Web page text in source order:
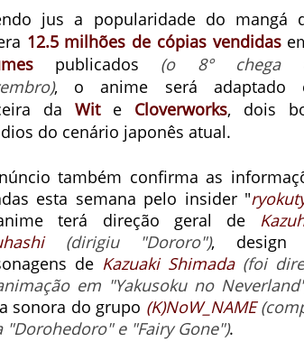
jus a popularidade do mangá
12.5 milhões de cópias vendidas
publicados (o 8° chega
, o anime será adaptado
da Wite Cloverworks, dois
do cenário japonês atual.
também confirma as
esta semana pelo insider "
terá direção geral de
(dirigiu "Dororo"), design
de Kazuaki Shimada (foi
em "Yakusoku no
sonora do grupo (K)NoW_NAME
"Dorohedoro" e "Fairy Gone").